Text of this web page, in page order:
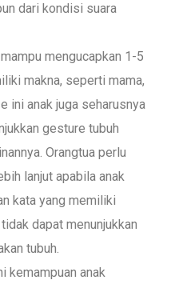
dari kondisi suara
mengucapkan 1-5
makna, seperti mama,
ini anak juga seharusnya
gesture tubuh
Orangtua perlu
lanjut apabila anak
kata yang memiliki
dapat menunjukkan
tubuh.
kemampuan anak